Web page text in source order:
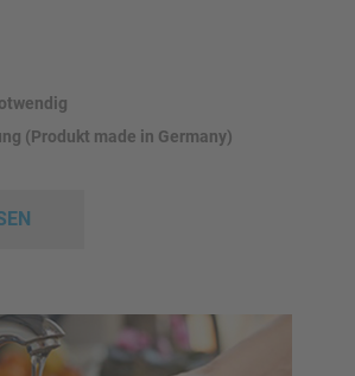
(Produkt made in Germany)